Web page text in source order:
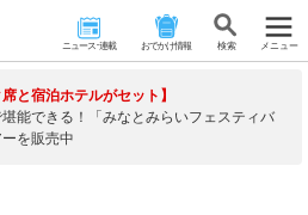
ニュース･連載 おでかけ情報 検 索 メニュー
席と宿泊ホテルがセット】
能できる！「みなとみらいフェスティバ
を販売中